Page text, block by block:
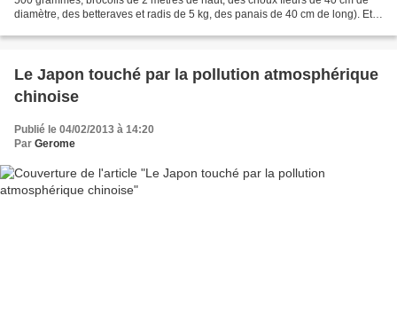
diamètre, des betteraves et radis de 5 kg, des panais de 40 cm de long). Et
Le Japon touché par la pollution atmosphérique
chinoise
Publié le 04/02/2013 à 14:20
Par Gerome